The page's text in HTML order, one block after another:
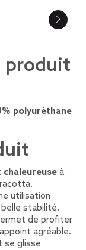
produit
polyuréthane
à
utilisation
stabilité.
de profiter
agréable.
se glisse